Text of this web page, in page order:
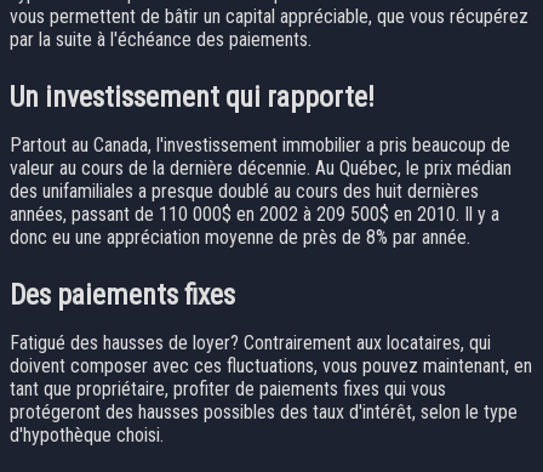
vous permettent de bâtir un capital appréciable, que vous récupérez
par la suite à l'échéance des paiements.
Un investissement qui rapporte!
Partout au Canada, l'investissement immobilier a pris beaucoup de
valeur au cours de la dernière décennie. Au Québec, le prix médian
des unifamiliales a presque doublé au cours des huit dernières
années, passant de 110 000$ en 2002 à 209 500$ en 2010. Il y a
donc eu une appréciation moyenne de près de 8% par année.
Des paiements fixes
Fatigué des hausses de loyer? Contrairement aux locataires, qui
doivent composer avec ces fluctuations, vous pouvez maintenant, en
tant que propriétaire, profiter de paiements fixes qui vous
protégeront des hausses possibles des taux d'intérêt, selon le type
d'hypothèque choisi.